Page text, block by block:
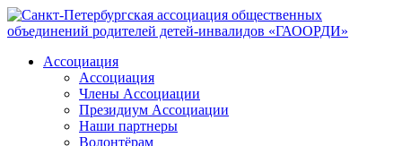
Ассоциация
Ассоциация
Члены Ассоциации
Президиум Ассоциации
Наши партнеры
Волонтёрам